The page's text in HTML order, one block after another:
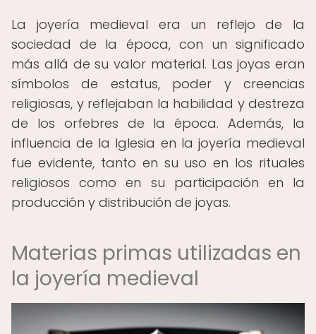
La joyería medieval era un reflejo de la
sociedad de la época, con un significado
más allá de su valor material. Las joyas eran
símbolos de estatus, poder y creencias
religiosas, y reflejaban la habilidad y destreza
de los orfebres de la época. Además, la
influencia de la Iglesia en la joyería medieval
fue evidente, tanto en su uso en los rituales
religiosos como en su participación en la
producción y distribución de joyas.
Materias primas utilizadas en
la joyería medieval